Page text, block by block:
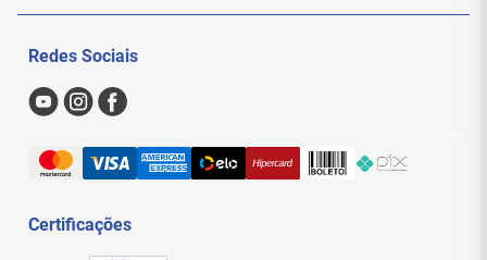
Nossas Lojas
Formas de Pagamento
Trocas e Devoluções
Sac
Redes Sociais
Certificações